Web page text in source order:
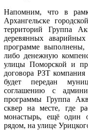
Напомним, что в
Архангельске
территорий Группа
деревянных
программе
либо денежную
улицы Поморской и
договора РЗТ
будет передан
соглашению с
программы Группа
сквер на месте, где
монастырь, ещё один
рядом, на улице